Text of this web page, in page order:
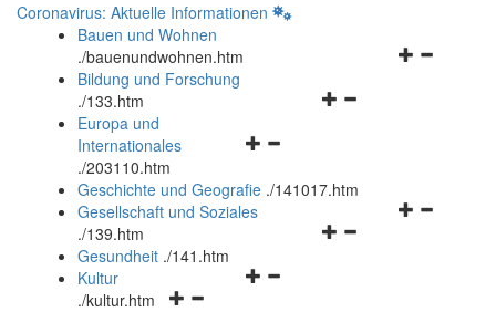
Coronavirus: Aktuelle Informationen
Bauen und Wohnen
./bauenundwohnen.htm
Navigationsmenü
Bildung und Forschung
./133.htm
Navigationsmenü
und
schließen
Europa und
Internationales
./203110.htm
Geschichte und Geografie ./141017.htm
Navigationsmenü
Gesellschaft und Soziales
./139.htm
Navigationsmenü
Gesundheit ./141.htm
Navigationsmenü
Kultur
./kultur.htm